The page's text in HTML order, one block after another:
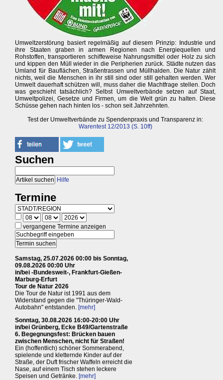
Umweltzerstörung basiert regelmäßig auf diesem Prinzip: Industrie und
ihre Staaten graben in armen Regionen nach Energiequellen und
Rohstoffen, transportieren schiffeweise Nahrungsmittel oder Holz zu sich
und kippen den Müll wieder in die Peripherien zurück. Städte nutzen das
Umland für Bauflächen, Straßentrassen und Müllhalden. Die Natur zählt
nichts, weil die Menschen in ihr still sind oder still gehalten werden. Wer
Umwelt dauerhaft schützen will, muss daher die Machtfrage stellen. Doch
was geschieht tatsächlich? Selbst Umweltverbände setzen auf Staat,
Umweltpolizei, Gesetze und Firmen, um die Welt grün zu halten. Diese
Schüsse gehen nach hinten los - schon seit Jahrzehnten.
Test der Umweltverbände zu Spendenpraxis und Transparenz in:
Warentest 12/2013 (S. 10ff)
Suchen
Hilfe
Termine
vergangene Termine anzeigen
Samstag, 25.07.2026 00:00 bis Sonntag,
09.08.2026 00:00 Uhr
in/bei -Bundesweit-, Frankfurt-Gießen-
Marburg-Erfurt
Tour de Natur 2026
Die Tour de Natur ist 1991 aus dem
Widerstand gegen die "Thüringer-Wald-
Autobahn" entstanden. [mehr]
Sonntag, 30.08.2026 16:00-20:00 Uhr
in/bei Grünberg, Ecke B49/Gartenstraße
6. Begegnungsfest: Brücken bauen
zwischen Menschen, nicht für Straßen!
Ein (hoffentlich) schöner Sommerabend,
spielende und kletternde Kinder auf der
Straße, der Duft frischer Waffeln erreicht die
Nase, auf einem Tisch stehen leckere
Speisen und Getränke. [mehr]